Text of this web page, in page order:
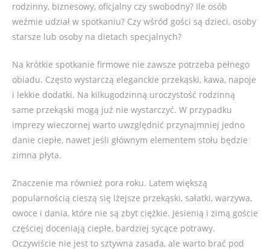
rodzinny, biznesowy, oficjalny czy swobodny? Ile osób
weźmie udział w spotkaniu? Czy wśród gości są dzieci, osoby
starsze lub osoby na dietach specjalnych?
Na krótkie spotkanie firmowe nie zawsze potrzeba pełnego
obiadu. Często wystarczą eleganckie przekąski, kawa, napoje
i lekkie dodatki. Na kilkugodzinną uroczystość rodzinną
same przekąski mogą już nie wystarczyć. W przypadku
imprezy wieczornej warto uwzględnić przynajmniej jedno
danie ciepłe, nawet jeśli głównym elementem stołu będzie
zimna płyta.
Znaczenie ma również pora roku. Latem większą
popularnością cieszą się lżejsze przekąski, sałatki, warzywa,
owoce i dania, które nie są zbyt ciężkie. Jesienią i zimą goście
częściej doceniają ciepłe, bardziej sycące potrawy.
Oczywiście nie jest to sztywna zasada, ale warto brać pod